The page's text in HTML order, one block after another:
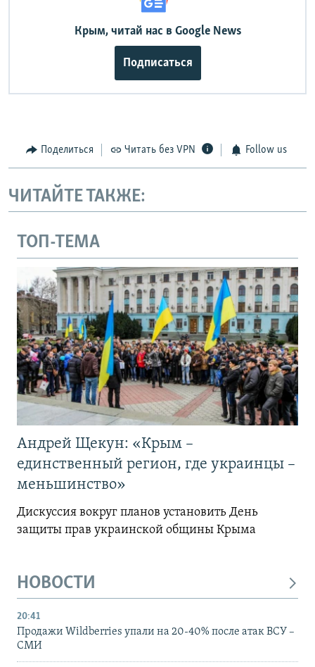
Крым, читай нас в Google News
Подписаться
Поделиться Читать без VPN Follow us
ЧИТАЙТЕ ТАКЖЕ:
ТОП-ТЕМА
Андрей Щекун: «Крым –
единственный регион, где украинцы –
меньшинство»
Дискуссия вокруг планов установить День
защиты прав украинской общины Крыма
НОВОСТИ
20:41
Продажи Wildberries упали на 20-40% после атак ВСУ –
СМИ